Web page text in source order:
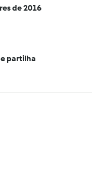
de 2016
partilha